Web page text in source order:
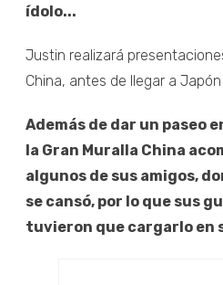
ídolo...
Justin realizará
China, antes de llegar a Japón
Además de dar un paseo
la Gran Muralla China
algunos de sus amigos,
se cansó, por lo que sus
tuvieron que cargarlo en